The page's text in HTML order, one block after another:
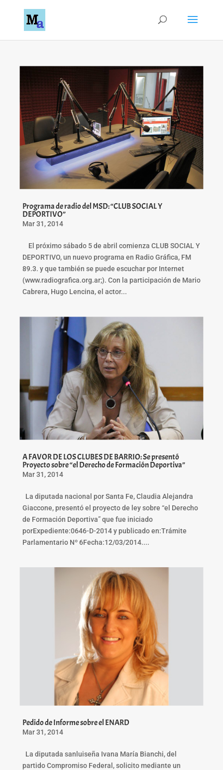
Programa de radio del MSD: “CLUB SOCIAL Y
DEPORTIVO”
Mar 31, 2014
El próximo sábado 5 de abril comienza CLUB SOCIAL Y
DEPORTIVO, un nuevo programa en Radio Gráfica, FM
89.3. y que también se puede escuchar por Internet
(www.radiografica.org.ar;). Con la participación de Mario
Cabrera, Hugo Lencina, el actor...
A FAVOR DE LOS CLUBES DE BARRIO: Se presentó
Proyecto sobre “el Derecho de Formación Deportiva”
Mar 31, 2014
La diputada nacional por Santa Fe, Claudia Alejandra
Giaccone, presentó el proyecto de ley sobre “el Derecho
de Formación Deportiva” que fue iniciado
porExpediente:0646-D-2014 y publicado en:Trámite
Parlamentario Nº 6Fecha:12/03/2014....
Pedido de Informe sobre el ENARD
Mar 31, 2014
La diputada sanluiseña Ivana María Bianchi, del
partido Compromiso Federal, solicito mediante un